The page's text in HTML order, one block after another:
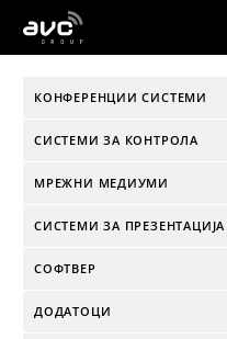
AVC
КОНФЕРЕНЦИИ СИСТЕМИ
СИСТЕМИ ЗА КОНТРОЛА
МРЕЖНИ МЕДИУМИ
СИСТЕМИ ЗА ПРЕЗЕНТАЦИЈА
СОФТВЕР
ДОДАТОЦИ